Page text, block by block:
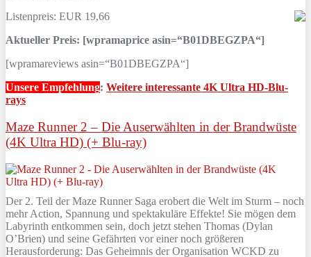
Listenpreis: EUR 19,66
Aktueller Preis: [wpramaprice asin=“B01DBEGZPA“]
[wpramareviews asin=“B01DBEGZPA“]
Unsere Empfehlung: Weitere interessante 4K Ultra HD-Blu-
rays
Maze Runner 2 – Die Auserwählten in der Brandwüste
(4K Ultra HD) (+ Blu-ray)
Der 2. Teil der Maze Runner Saga erobert die Welt im Sturm – noch
mehr Action, Spannung und spektakuläre Effekte! Sie mögen dem
Labyrinth entkommen sein, doch jetzt stehen Thomas (Dylan
O’Brien) und seine Gefährten vor einer noch größeren
Herausforderung: Das Geheimnis der Organisation WCKD zu